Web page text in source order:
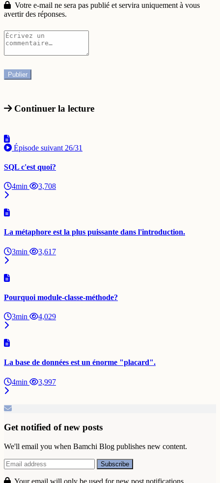
Votre e-mail ne sera pas publié et servira uniquement à vous
avertir des réponses.
Continuer la lecture
Épisode suivant 26/31
SQL c'est quoi?
4min 3,708
La métaphore est la plus puissante dans l'introduction.
3min 3,617
Pourquoi module-classe-méthode?
3min 4,029
La base de données est un énorme "placard".
4min 3,997
Get notified of new posts
We'll email you when Bamchi Blog publishes new content.
Your email will only be used for new post notifications.